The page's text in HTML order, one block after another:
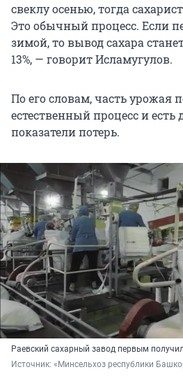
свеклу осенью, тогда
Это обычный процесс. Если
зимой, то вывод сахара
13%, — говорит Исламугулов.
По его словам, часть урожая
естественный процесс и
показатели потерь.
Раевский сахарный завод первым
Источник: «Минсельхоз республики